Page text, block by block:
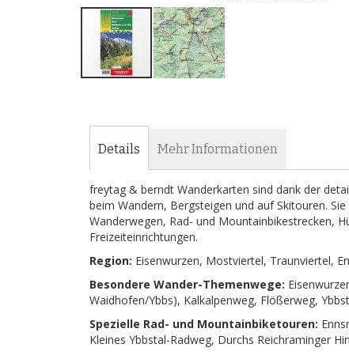
springen
Details
freytag & berndt Wanderkarten sind dank der
beim Wandern, Bergsteigen und auf Skitouren.
Wanderwegen, Rad- und Mountainbikestrecken,
Freizeiteinrichtungen.
Region: Eisenwurzen, Mostviertel, Traunviertel,
Besondere Wander-Themenwege:
Waidhofen/Ybbs), Kalkalpenweg, Flößerweg,
Spezielle Rad- und Mountainbiketouren:
Kleines Ybbstal-Radweg, Durchs Reichraminger
Mehr Informationen